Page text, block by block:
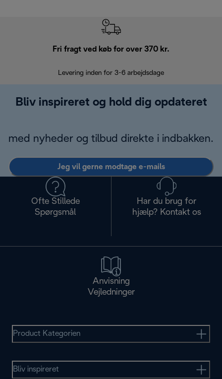
Fri fragt ved køb for over 370 kr.
Levering inden for 3-6 arbejdsdage
Bliv inspireret og hold dig opdateret
med nyheder og tilbud direkte i indbakken.
Jeg vil gerne modtage e-mails
Ofte Stillede
Spørgsmål
Har du brug for
hjælp? Kontakt os
Anvisning
Vejledninger
Product Kategorien
Bliv inspireret